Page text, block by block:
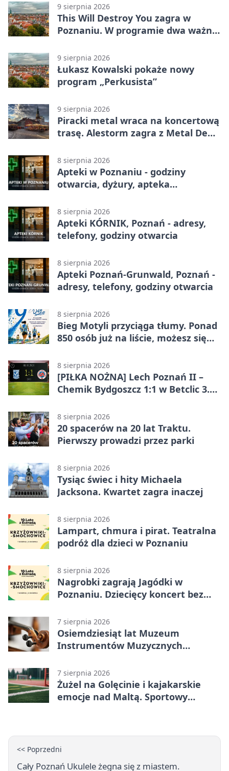
9 sierpnia 2026
This Will Destroy You zagra w
Poznaniu. W programie dwa ważne
9 sierpnia 2026
Łukasz Kowalski pokaże nowy
program „Perkusista”
9 sierpnia 2026
Piracki metal wraca na koncertową
trasę. Alestorm zagra z Metal De
8 sierpnia 2026
Apteki w Poznaniu - godziny
otwarcia, dyżury, apteka
8 sierpnia 2026
Apteki KÓRNIK, Poznań - adresy,
telefony, godziny otwarcia
8 sierpnia 2026
Apteki Poznań-Grunwald, Poznań -
adresy, telefony, godziny otwarcia
8 sierpnia 2026
Bieg Motyli przyciąga tłumy. Ponad
850 osób już na liście, możesz się
8 sierpnia 2026
[PIŁKA NOŻNA] Lech Poznań II –
Chemik Bydgoszcz 1:1 w Betclic 3.
Wronkach
8 sierpnia 2026
20 spacerów na 20 lat Traktu.
Pierwszy prowadzi przez parki
8 sierpnia 2026
Tysiąc świec i hity Michaela
Jacksona. Kwartet zagra inaczej
8 sierpnia 2026
Lampart, chmura i pirat. Teatralna
podróż dla dzieci w Poznaniu
8 sierpnia 2026
Nagrobki zagrają Jagódki w
Poznaniu. Dziecięcy koncert bez
7 sierpnia 2026
Osiemdziesiąt lat Muzeum
Instrumentów Muzycznych
7 sierpnia 2026
Żużel na Golęcinie i kajakarskie
emocje nad Maltą. Sportowy
<< Poprzedni
Cały Poznań Ukulele żegna się z miastem.